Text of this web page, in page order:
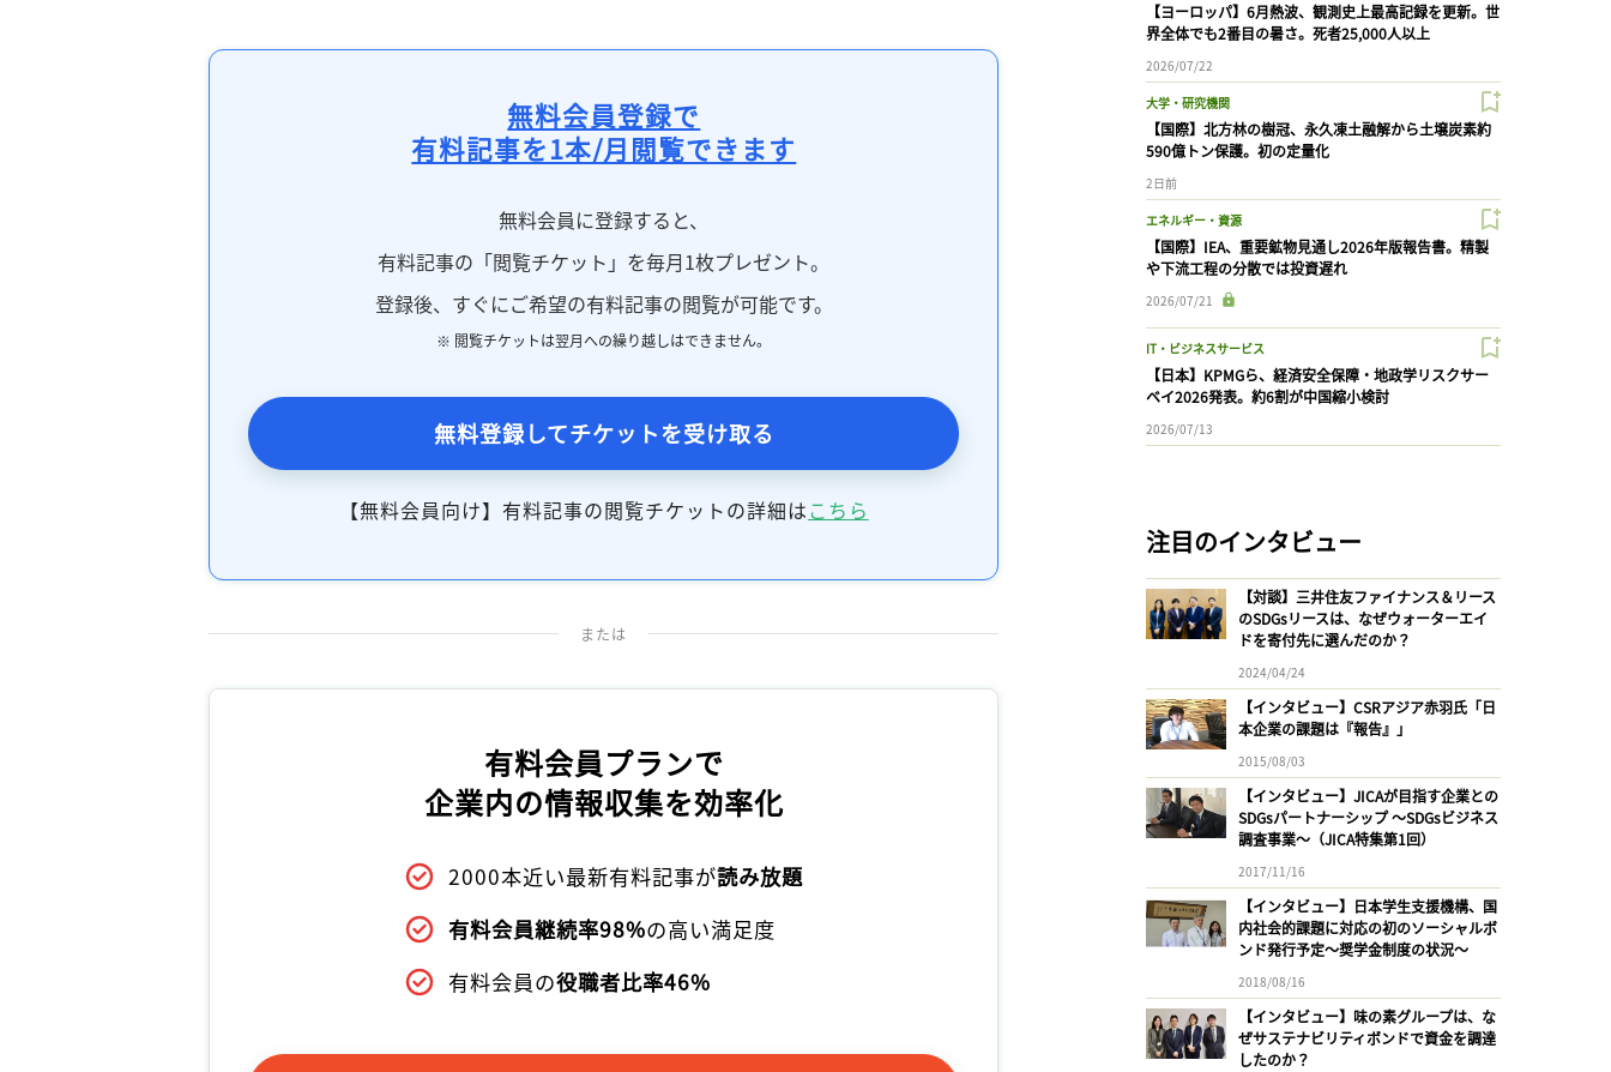
無料会員登録で
有料記事を1本/月閲覧できます
無料会員に登録すると、
有料記事の「閲覧チケット」を毎月1枚プレゼント。
登録後、すぐにご希望の有料記事の閲覧が可能です。
※ 閲覧チケットは翌月への繰り越しはできません。
無料登録してチケットを受け取る
【無料会員向け】有料記事の閲覧チケットの詳細はこちら
または
有料会員プランで
企業内の情報収集を効率化
2000本近い最新有料記事が読み放題
有料会員継続率98%の高い満足度
有料会員の役職者比率46%
【ヨーロッパ】6月熱波、観測史上最高記録を更新。世
界全体でも2番目の暑さ。死者25,000人以上
2026/07/22
大学・研究機関
【国際】北方林の樹冠、永久凍土融解から土壌炭素約
590億トン保護。初の定量化
2日前
エネルギー・資源
【国際】IEA、重要鉱物見通し2026年版報告書。精製
や下流工程の分散では投資遅れ
2026/07/21
IT・ビジネスサービス
【日本】KPMGら、経済安全保障・地政学リスクサー
ベイ2026発表。約6割が中国縮小検討
2026/07/13
注目のインタビュー
【対談】三井住友ファイナンス＆リース
のSDGsリースは、なぜウォーターエイ
ドを寄付先に選んだのか？
2024/04/24
【インタビュー】CSRアジア赤羽氏「日
本企業の課題は『報告』」
2015/08/03
【インタビュー】JICAが目指す企業との
SDGsパートナーシップ 〜SDGsビジネス
調査事業〜（JICA特集第1回）
2017/11/16
【インタビュー】日本学生支援機構、国
内社会的課題に対応の初のソーシャルボ
ンド発行予定〜奨学金制度の状況〜
2018/08/16
【インタビュー】味の素グループは、な
ぜサステナビリティボンドで資金を調達
したのか？
記事をお気に入りに保存するには
ログイン